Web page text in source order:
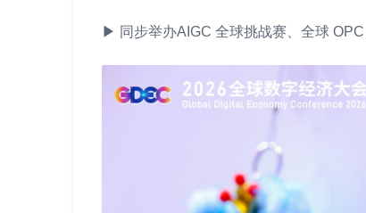
▶ 同步举办AIGC 全球挑战赛、全球